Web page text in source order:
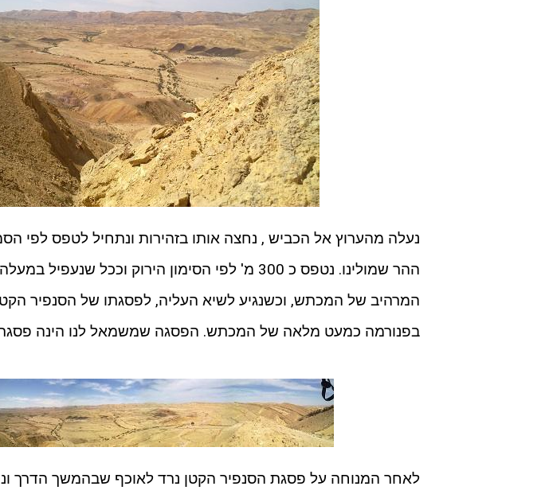
נעלה מהערוץ אל הכביש , נחצה אותו בזהירות ונתחיל לטפס לפי
ההר שמולינו. נטפס כ 300 מ' לפי הסימון הירוק וככל
המרהיב של המכתש, וכשנגיע לשיא העליה, לפסגתו של הסנפיר הקטן
בפנורמה כמעט מלאה של המכתש. הפסגה שמשמאל לנו הינה פסגת